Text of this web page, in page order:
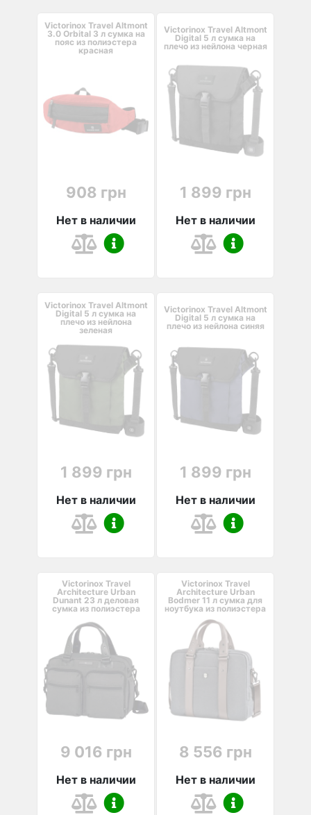
Victorinox Travel Altmont
3.0 Orbital 3 л сумка на
пояс из полиэстера
красная
908 грн
Нет в наличии
Victorinox Travel Altmont
Digital 5 л сумка на
плечо из нейлона черная
1 899 грн
Нет в наличии
Victorinox Travel Altmont
Digital 5 л сумка на
плечо из нейлона
зеленая
1 899 грн
Нет в наличии
Victorinox Travel Altmont
Digital 5 л сумка на
плечо из нейлона синяя
1 899 грн
Нет в наличии
Victorinox Travel
Architecture Urban
Dunant 23 л деловая
сумка из полиэстера
9 016 грн
Нет в наличии
Victorinox Travel
Architecture Urban
Bodmer 11 л сумка для
ноутбука из полиэстера
серая
8 556 грн
Нет в наличии